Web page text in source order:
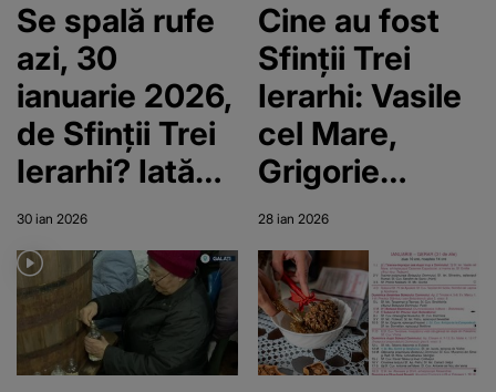
Se spală rufe
azi, 30
ianuarie 2026,
de Sfinții Trei
Ierarhi? Iată
ce spun
preoții
30 ian 2026
Cine au fost
Sfinții Trei
Ierarhi: Vasile
cel Mare,
Grigorie
Teologul și
Ioan Gură de
Aur? Viața și
minunile lor
28 ian 2026